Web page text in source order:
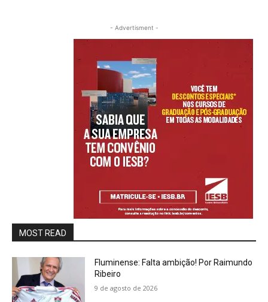
- Advertisment -
MOST READ
Fluminense: Falta ambição! Por Raimundo
Ribeiro
9 de agosto de 2026